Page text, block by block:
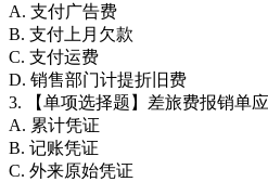
A. 支付广告费
B. 支付上月欠款
C. 支付运费
D. 销售部门计提折旧费
3. 【单项选择题】差旅费报销单应
A. 累计凭证
B. 记账凭证
C. 外来原始凭证